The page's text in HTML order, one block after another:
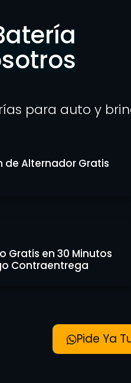
para auto y
de Alternador Gratis
Gratis en 30 Minutos
Contraentrega
Pide Ya